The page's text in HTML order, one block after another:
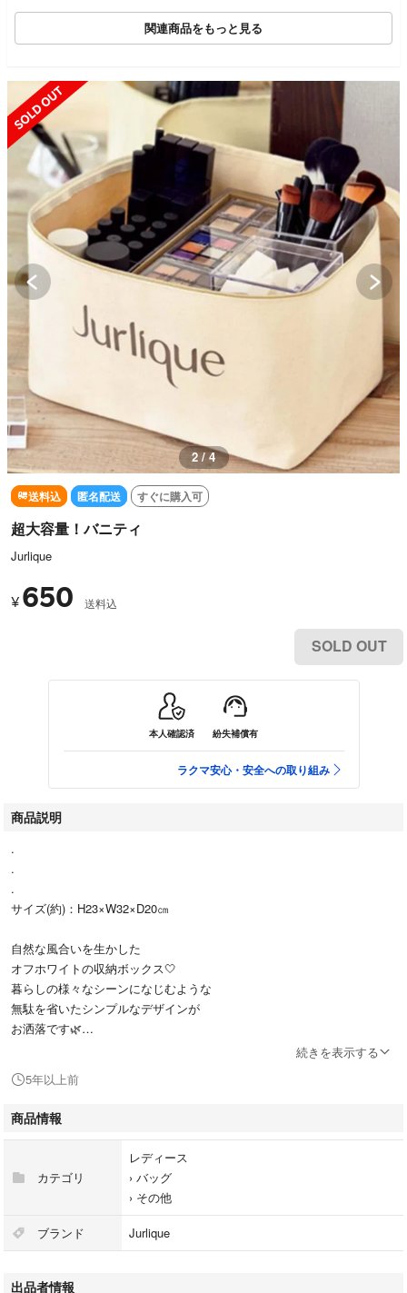
関連商品をもっと見る
SOLD OUT
3 / 4
送料込 匿名配送 すぐに購入可
超大容量！バニティ
Jurlique
¥ 650 送料込
SOLD OUT
本人確認済 紛失補償有
ラクマ安心・安全への取り組み
商品説明
.
.
.
サイズ(約)：H23×W32×D20㎝
自然な風合いを生かした
オフホワイトの収納ボックス🤍
暮らしの様々なシーンになじむような
無駄を省いたシンプルなデザインが
お洒落です🌿
使うのはもちろん！！
クローゼット、キッチンやバスルームなど
様々なスペースで使えます😊✨
ハリのある素材だから重いものを入れても
型崩れしにくく、持ち運びもラクちん！
新品未使用です✨
続きを表示する
5年以上前
商品情報
カテゴリ
レディース
› バッグ
› その他
ブランド Jurlique
出品者情報